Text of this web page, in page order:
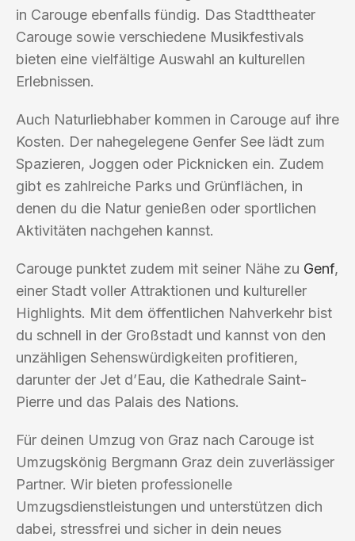
in Carouge ebenfalls fündig. Das Stadttheater
Carouge sowie verschiedene Musikfestivals
bieten eine vielfältige Auswahl an kulturellen
Erlebnissen.
Auch Naturliebhaber kommen in Carouge auf ihre
Kosten. Der nahegelegene Genfer See lädt zum
Spazieren, Joggen oder Picknicken ein. Zudem
gibt es zahlreiche Parks und Grünflächen, in
denen du die Natur genießen oder sportlichen
Aktivitäten nachgehen kannst.
Carouge punktet zudem mit seiner Nähe zu Genf,
einer Stadt voller Attraktionen und kultureller
Highlights. Mit dem öffentlichen Nahverkehr bist
du schnell in der Großstadt und kannst von den
unzähligen Sehenswürdigkeiten profitieren,
darunter der Jet d’Eau, die Kathedrale Saint-
Pierre und das Palais des Nations.
Für deinen Umzug von Graz nach Carouge ist
Umzugskönig Bergmann Graz dein zuverlässiger
Partner. Wir bieten professionelle
Umzugsdienstleistungen und unterstützen dich
dabei, stressfrei und sicher in dein neues